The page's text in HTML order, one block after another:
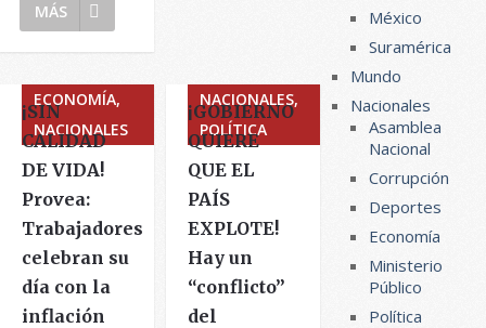
MÁS
ECONOMÍA,
NACIONALES
¡SIN
CALIDAD
DE VIDA!
Provea:
Trabajadores
celebran su
día con la
inflación
NACIONALES,
POLÍTICA
¡GOBIERNO
QUIERE
QUE EL
PAÍS
EXPLOTE!
Hay un
“conflicto”
del
México
Suramérica
Mundo
Nacionales
Asamblea
Nacional
Corrupción
Deportes
Economía
Ministerio
Público
Política